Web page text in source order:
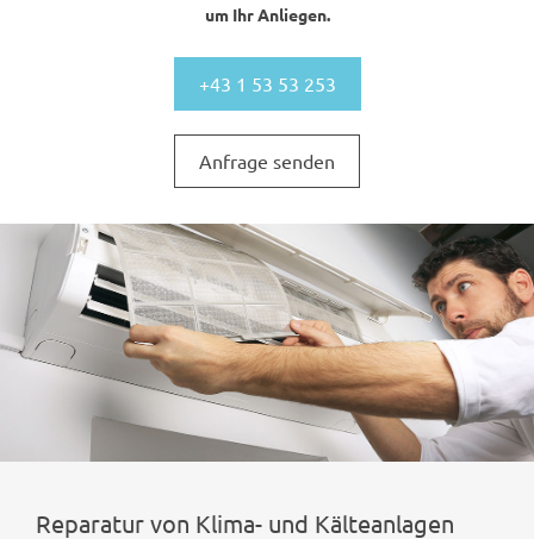
um Ihr Anliegen.
+43 1 53 53 253
Anfrage senden
Reparatur von Klima- und Kälteanlagen